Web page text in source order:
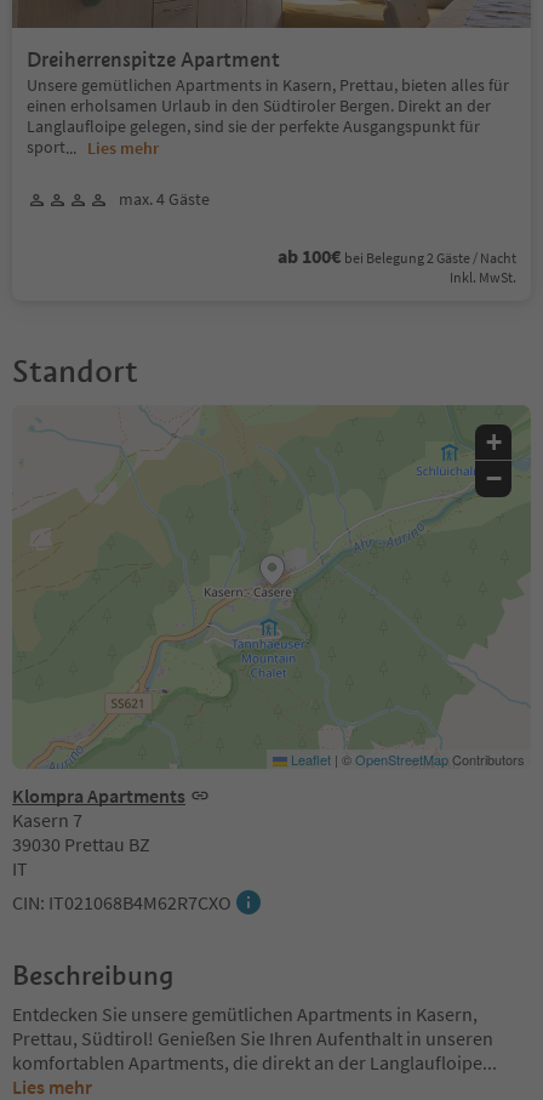
Dreiherrenspitze Apartment
Unsere gemütlichen Apartments in Kasern, Prettau, bieten alles für
einen erholsamen Urlaub in den Südtiroler Bergen. Direkt an der
Langlaufloipe gelegen, sind sie der perfekte Ausgangspunkt für
sport... Lies mehr
max. 4 Gäste
ab 100€ bei Belegung 2 Gäste / Nacht
Inkl. MwSt.
Standort
Klompra Apartments
Kasern 7
39030 Prettau BZ
IT
CIN: IT021068B4M62R7CXO
+
−
Leaflet | ©OpenStreetMapContributors
Beschreibung
Entdecken Sie unsere gemütlichen Apartments in Kasern,
Prettau, Südtirol! Genießen Sie Ihren Aufenthalt in unseren
komfortablen Apartments, die direkt an der Langlaufloipe...
Lies mehr